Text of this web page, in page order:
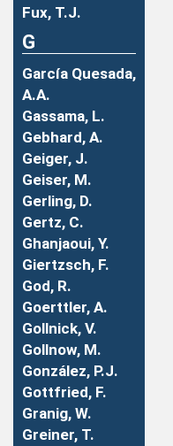
Fux, T.J.
G
García Quesada,
A.A.
Gassama, L.
Gebhard, A.
Geiger, J.
Geiser, M.
Gerling, D.
Gertz, C.
Ghanjaoui, Y.
Giertzsch, F.
God, R.
Goerttler, A.
Gollnick, V.
Gollnow, M.
González, P.J.
Gottfried, F.
Granig, W.
Greiner, T.